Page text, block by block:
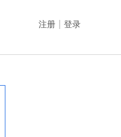
注册 登录